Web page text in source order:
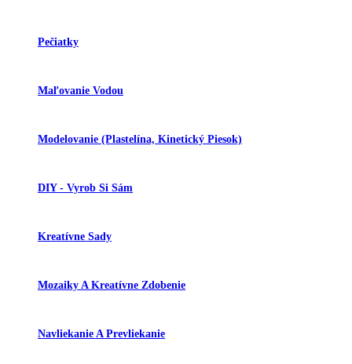
Pečiatky
Maľovanie Vodou
Modelovanie (plastelína, Kinetický Piesok)
DIY - Vyrob Si Sám
Kreatívne Sady
Mozaiky A Kreatívne Zdobenie
Navliekanie A Prevliekanie